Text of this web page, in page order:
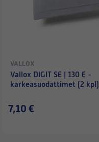
VALLOX
Vallox DIGIT SE | 130 E -
karkeasuodattimet (2 kpl)
7,10 €